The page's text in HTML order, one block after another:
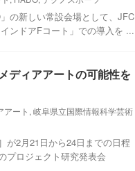
の新しい常設会場として、JFC
ンドアFコート」での導入を ...
ディアアートの可能性を
アート , 岐阜県立国際情報科学芸術
が2月21日から24日までの日程
プロジェクト研究発表会